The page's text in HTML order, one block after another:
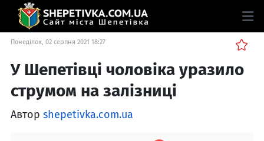
Понеділок, 02 серпня 2021 18:27
У Шепетівці чоловіка уразило
струмом на залізниці
Автор shepetivka.com.ua